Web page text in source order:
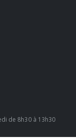
de 8h30 à 13h30